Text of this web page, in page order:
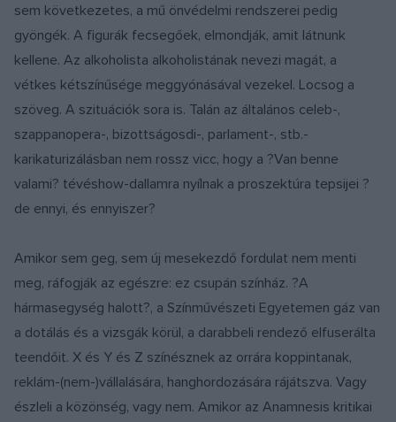
sem következetes, a mű önvédelmi rendszerei pedig
gyöngék. A figurák fecsegőek, elmondják, amit látnunk
kellene. Az alkoholista alkoholistának nevezi magát, a
vétkes kétszínűsége meggyónásával vezekel. Locsog a
szöveg. A szituációk sora is. Talán az általános celeb-,
szappanopera-, bizottságosdi-, parlament-, stb.-
karikaturizálásban nem rossz vicc, hogy a ?Van benne
valami? tévéshow-dallamra nyílnak a proszektúra tepsijei ?
de ennyi, és ennyiszer?
Amikor sem geg, sem új mesekezdő fordulat nem menti
meg, ráfogják az egészre: ez csupán színház. ?A
hármasegység halott?, a Színművészeti Egyetemen gáz van
a dotálás és a vizsgák körül, a darabbeli rendező elfuserálta
teendőit. X és Y és Z színésznek az orrára koppintanak,
reklám-(nem-)vállalására, hanghordozására rájátszva. Vagy
észleli a közönség, vagy nem. Amikor az Anamnesis kritikai